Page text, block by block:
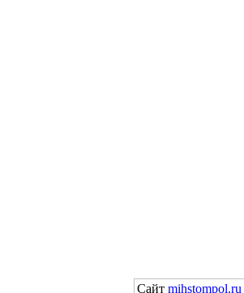
Сайт mihstompol.ru